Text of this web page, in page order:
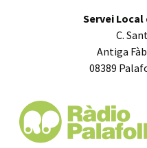
Servei Local
C.
Antiga
08389